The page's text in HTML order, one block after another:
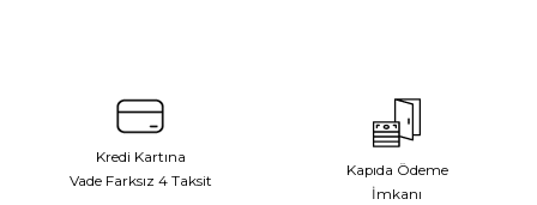
Kredi Kartına
Vade Farksız 4 Taksit
Kapıda Ödeme
İmkanı